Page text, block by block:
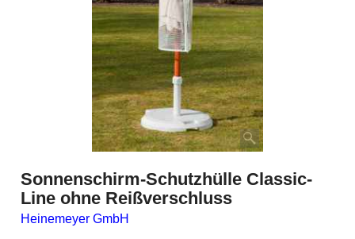
Sonnenschirm-Schutzhülle Classic-
Line ohne Reißverschluss
Heinemeyer GmbH